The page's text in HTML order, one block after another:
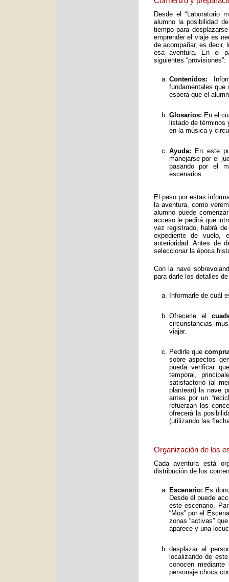
Desde el “Laboratorio
alumno la posibilidad
tiempo para
emprender el viaje es
de acompañar, es decir,
esa aventura. En el
siguientes “provisiones”:
Contenidos:
fundamentales que
espera que el
Glosarios: En el
listado de
en la música y
Ayuda: En este
manejarse por el
pasando por el
escenarios.
El paso por estas
la aventura, como
alumno puede
acceso le pedirá que
vez registrado, habrá
expediente de vuelo,
anterioridad. Antes de
seleccionar la época
Con la nave
para darle los detalles
Informarle de cuál
Ofrecerle el
circunstancias
viajar.
Pedirle que
sobre aspectos
pueda verificar
temporal,
satisfactorio (al
plantean) la nave
antes por un
refuerzan los
ofrecerá la
(utilizando las
Organización de los
Cada aventura está
distribución de los
Escenario: Es
Desde él puede
este escenario.
“Mos” por el
zonas “activas”
aparece y una
desplazar al
localizando de
conocen
personaje choca